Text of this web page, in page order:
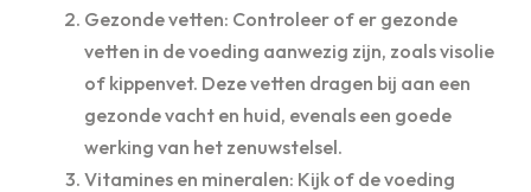
Gezonde vetten: Controleer of er gezonde
vetten in de voeding aanwezig zijn, zoals visolie
of kippenvet. Deze vetten dragen bij aan een
gezonde vacht en huid, evenals een goede
werking van het zenuwstelsel.
Vitamines en mineralen: Kijk of de voeding